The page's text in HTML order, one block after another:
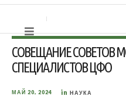
СОВЕЩАНИЕ СОВЕТОВ
СПЕЦИАЛИСТОВ ЦФО
МАЙ 20, 2024 in НАУКА